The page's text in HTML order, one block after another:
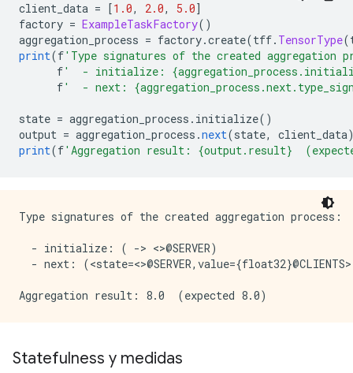
client_data = [1.0, 2.0, 5.0]
factory = ExampleTaskFactory()
aggregation_process = factory.create(tff. TensorType(
print(f'Type signatures of the created aggregation
f'  - initialize:
f'  - next:
state = aggregation_process . initialize()
output = aggregation_process .next(state, client_data
print(f'Aggregation result: {output.result}
Type signatures of the created aggregation process:
  - initialize: ( -> <>@SERVER)
- next:
Statefulness y medidas